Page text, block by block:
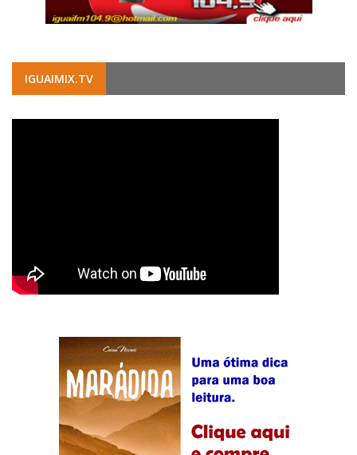
IGUAIMIX.TV